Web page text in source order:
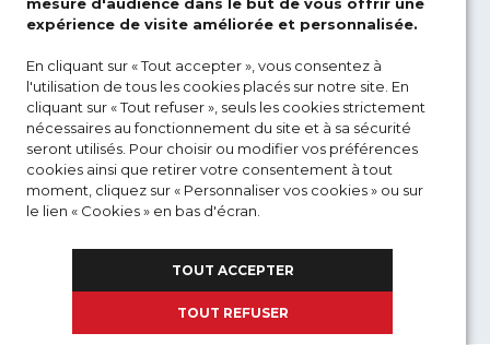
NOS FORMATIONS
ACTUALITÉS
GROUPE DCI
expérience de visite améliorée et personnalisée.
En cliquant sur « Tout accepter », vous consentez à
l'utilisation de tous les cookies placés sur notre site. En
cliquant sur « Tout refuser », seuls les cookies strictement
nécessaires au fonctionnement du site et à sa sécurité
seront utilisés. Pour choisir ou modifier vos préférences
cookies ainsi que retirer votre consentement à tout
moment, cliquez sur « Personnaliser vos cookies » ou sur
le lien « Cookies » en bas d'écran.
Pour en savoir plus sur les cookies et les données
personnelles que nous utilisons,
TOUT ACCEPTER
TOUT REFUSER